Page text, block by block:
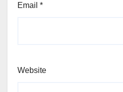
Email *
Website